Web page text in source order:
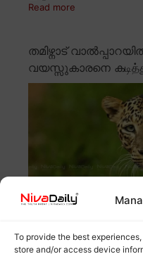
To provide the best
store and/or access device
Read more
തമിഴ്നാട്
വയസ്സുകാരനെ
തമിഴ്നാട്